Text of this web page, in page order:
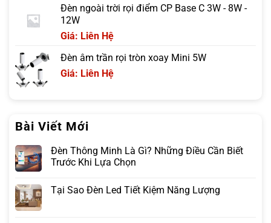
Đèn ngoài trời rọi điểm CP Base C 3W - 8W -
12W
Giá: Liên Hệ
Đèn âm trần rọi tròn xoay Mini 5W
Giá: Liên Hệ
Bài Viết Mới
Đèn Thông Minh Là Gì? Những Điều Cần Biết
Trước Khi Lựa Chọn
Tại Sao Đèn Led Tiết Kiệm Năng Lượng